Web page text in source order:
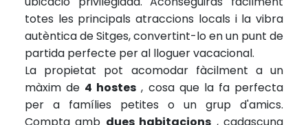
totes les principals atraccions locals i la vibra
autèntica de Sitges, convertint-lo en un punt de
partida perfecte per al lloguer vacacional.
La propietat pot acomodar fàcilment a un
màxim de 4 hostes , cosa que la fa perfecta
per a famílies petites o un grup d'amics.
Compta amb dues habitacions , cadascuna